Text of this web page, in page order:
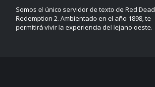
Somos el único servidor de texto de Red Dead
Redemption 2. Ambientado en el año 1898, te
permitirá vivir la experiencia del lejano oeste.